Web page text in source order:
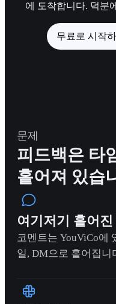
에 도착합니다. 덕분
무료로 시작하
문제
피드백은 타
흩어져 있습
여기저기 흩어
코멘트는 YouViCo에
일, DM으로 흩어집니